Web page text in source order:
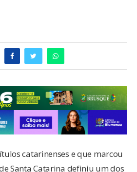
catarinenses e que marcou
Santa Catarina definiu um dos